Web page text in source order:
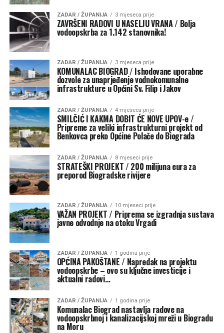
ZADAR / ŽUPANIJA 3 mjeseca prije
ZAVRŠENI RADOVI U NASELJU VRANA / Bolja
vodoopskrba za 1.142 stanovnika!
ZADAR / ŽUPANIJA 3 mjeseca prije
KOMUNALAC BIOGRAD / Ishodovane uporabne
dozvole za unaprjeđenje vodnokomunalne
infrastrukture u Općini Sv. Filip i Jakov
ZADAR / ŽUPANIJA 4 mjeseca prije
SMILČIĆ I KAKMA DOBIT ĆE NOVE UPOV-e /
Pripreme za veliki infrastrukturni projekt od
Benkovca preko Općine Polače do Biograda
ZADAR / ŽUPANIJA 8 mjeseci prije
STRATEŠKI PROJEKT / 200 milijuna eura za
preporod Biogradske rivijere
ZADAR / ŽUPANIJA 10 mjeseci prije
VAŽAN PROJEKT / Priprema se izgradnja sustava
javne odvodnje na otoku Vrgadi
ZADAR / ŽUPANIJA 1 godina prije
OPĆINA PAKOŠTANE / Napredak na projektu
vodoopskrbe – ovo su ključne investicije i
aktualni radovi…
ZADAR / ŽUPANIJA 1 godina prije
Komunalac Biograd nastavlja radove na
vodoopskrbnoj i kanalizacijskoj mreži u Biogradu
na Moru